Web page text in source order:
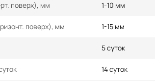
поверх), мм 1-10 мм
поверх), мм 1-15 мм
5 суток
14 суток